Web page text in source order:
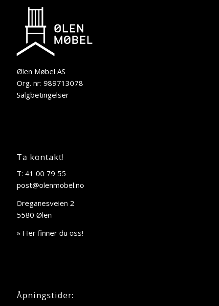
Ølen Møbel AS
Org. nr: 989713078
Salgbetingelser
Ta kontakt!
T: 41 00 79 55
post@olenmobel.no
Dreganesveien 2
5580 Ølen
» Her finner du oss!
Åpningstider: